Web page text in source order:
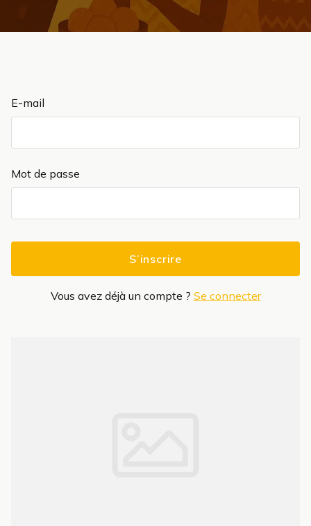
E-mail
Mot de passe
S’inscrire
Vous avez déjà un compte ? Se connecter